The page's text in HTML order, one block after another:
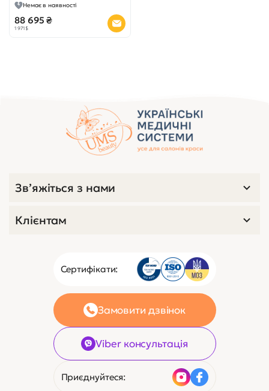
Немає в наявності
88 695 ₴
1 971 $
Сертифікати:
Замовити дзвінок
Viber консультація
Приєднуйтеся:
Зв’яжіться з нами
Клієнтам